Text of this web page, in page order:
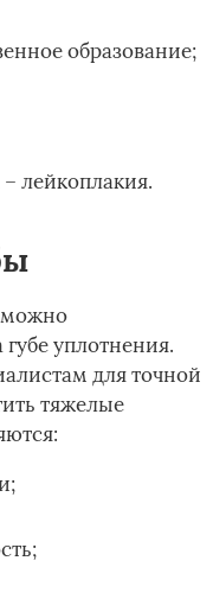
образование;
лейкоплакия.
можно
уплотнения.
для точной
тяжелые